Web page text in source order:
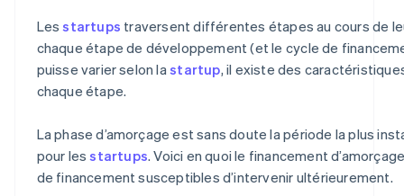
Lesstartups traversent différentes étapes au cours de
chaque étape de développement (et le cycle de
puisse varier selon lastartup, il existe des
chaque étape.
La phase d’amorçage est sans doute la période la plus
pour lesstartups. Voici en quoi le financement
de financement susceptibles d’intervenir ultérieurement.